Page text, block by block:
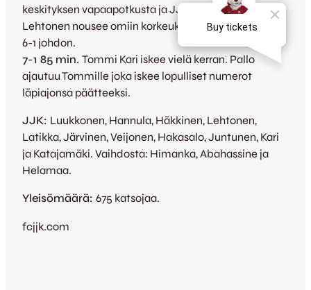
keskityksen vapaapotkusta ja JJK-kapteeni Lassi
Lehtonen nousee omiin korkeuksiinsa ja iskee päällä
6-1 johdon.
7-1 85 min. Tommi Kari iskee vielä kerran. Pallo
ajautuu Tommille joka iskee lopulliset numerot
läpiajonsa päätteeksi.
JJK: Luukkonen, Hannula, Häkkinen, Lehtonen,
Latikka, Järvinen, Veijonen, Hakasalo, Juntunen, Kari
ja Katajamäki. Vaihdosta: Himanka, Abahassine ja
Helamaa.
Yleisömäärä: 675 katsojaa.
fcjjk.com